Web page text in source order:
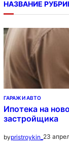
НАЗВАНИЕ
ГАРАЖ И АВТО
Ипотека на
застройщика
bypristroykin_ 23